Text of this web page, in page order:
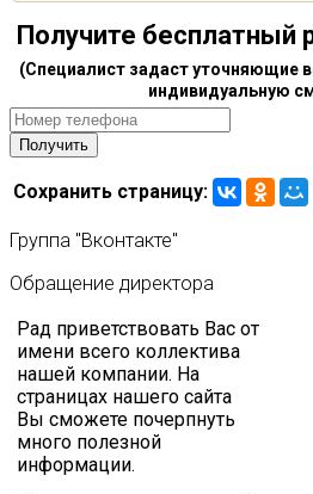
Получите бесплатный
(Специалист задаст уточняющие
индивидуальную
Сохранить страницу:
Группа "Вконтакте"
Обращение директора
Рад приветствовать Вас от
имени всего коллектива
нашей компании. На
страницах нашего сайта
Вы сможете почерпнуть
много полезной
информации.